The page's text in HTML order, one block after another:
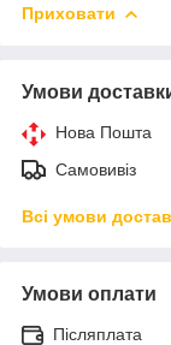
Приховати
Умови
Нова Пошта
Самовивіз
Всі умови
Умови оплати
Післяплата